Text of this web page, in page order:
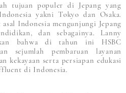
tujuan populer di Jepang yang
yakni Tokyo dan Osaka.
Indonesia mengunjungi Jepang
dan sebagainya. Lanny
bahwa di tahun ini HSBC
sejumlah pembaruan layanan
kekayaan serta persiapan edukasi
di Indonesia.